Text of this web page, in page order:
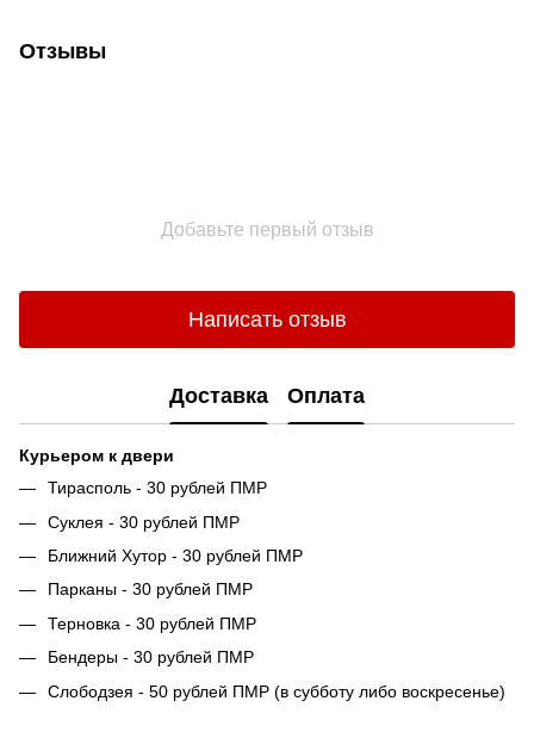
Отзывы
Добавьте первый отзыв
Написать отзыв
Доставка Оплата
Курьером к двери
Тирасполь - 30 рублей ПМР
Суклея - 30 рублей ПМР
Ближний Хутор - 30 рублей ПМР
Парканы - 30 рублей ПМР
Терновка - 30 рублей ПМР
Бендеры - 30 рублей ПМР
Слободзея - 50 рублей ПМР (в субботу либо воскресенье)